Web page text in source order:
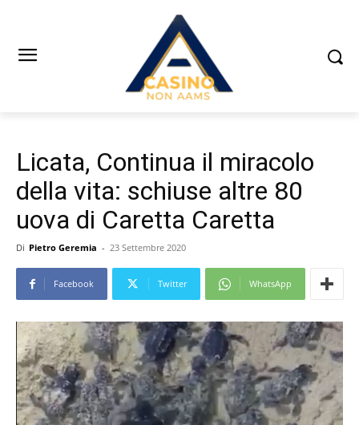
Licata, Continua il miracolo
della vita: schiuse altre 80
uova di Caretta Caretta
Di Pietro Geremia - 23 Settembre 2020
Facebook Twitter WhatsApp